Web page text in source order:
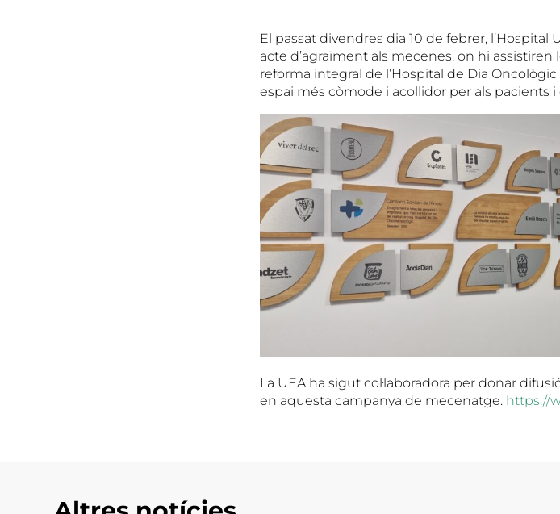
El passat divendres dia 10 de febrer, l’Hospital
acte d’agraïment als mecenes, on hi
reforma integral de l’Hospital de Dia
espai més còmode i acollidor per als pacients i
La UEA ha sigut col·laboradora per donar
en aquesta campanya de mecenatge. https://